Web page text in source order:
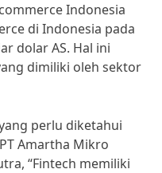
Indonesia
di Indonesia pada
dolar AS. Hal ini
dimiliki oleh sektor
perlu diketahui
Amartha Mikro
“Fintech memiliki